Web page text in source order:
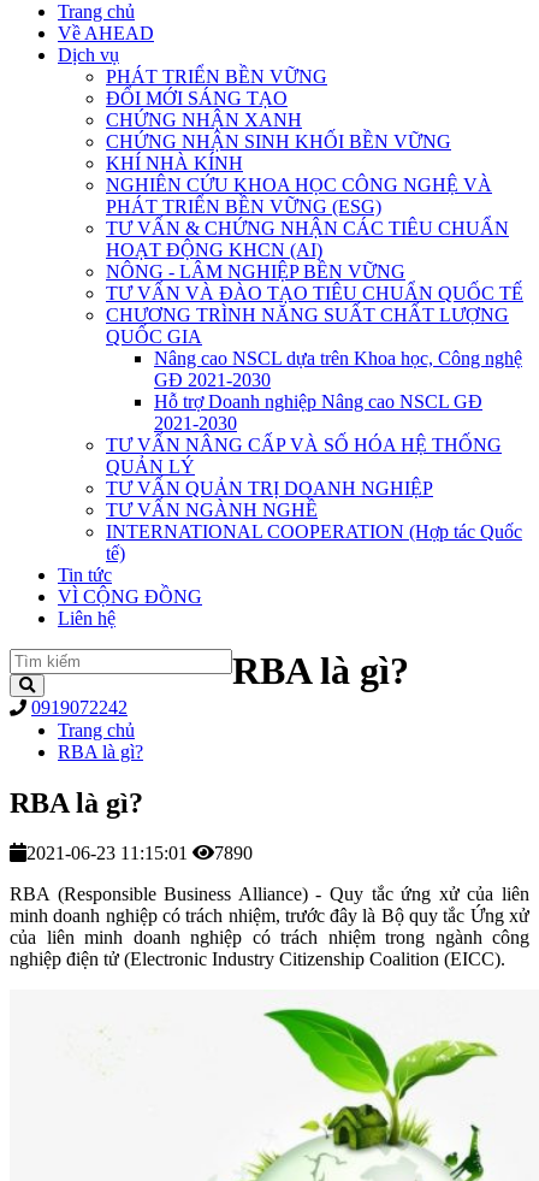
Trang chủ
Về AHEAD
Dịch vụ
PHÁT TRIỂN BỀN VỮNG
ĐỔI MỚI SÁNG TẠO
CHỨNG NHẬN XANH
CHỨNG NHẬN SINH KHỐI BỀN VỮNG
KHÍ NHÀ KÍNH
NGHIÊN CỨU KHOA HỌC CÔNG NGHỆ VÀ
PHÁT TRIỂN BỀN VỮNG (ESG)
TƯ VẤN & CHỨNG NHẬN CÁC TIÊU CHUẨN
HOẠT ĐỘNG KHCN (AI)
NÔNG - LÂM NGHIỆP BỀN VỮNG
TƯ VẤN VÀ ĐÀO TẠO TIÊU CHUẨN QUỐC TẾ
CHƯƠNG TRÌNH NĂNG SUẤT CHẤT LƯỢNG
QUỐC GIA
Nâng cao NSCL dựa trên Khoa học, Công nghệ
GĐ 2021-2030
Hỗ trợ Doanh nghiệp Nâng cao NSCL GĐ
2021-2030
TƯ VẤN NÂNG CẤP VÀ SỐ HÓA HỆ THỐNG
QUẢN LÝ
TƯ VẤN QUẢN TRỊ DOANH NGHIỆP
TƯ VẤN NGÀNH NGHỀ
INTERNATIONAL COOPERATION (Hợp tác Quốc
tế)
Tin tức
VÌ CỘNG ĐỒNG
Liên hệ
0919072242
RBA là gì?
Trang chủ
RBA là gì?
RBA là gì?
2021-06-23 11:15:01
7890
RBA (Responsible Business Alliance) - Quy tắc ứng xử của liên
minh doanh nghiệp có trách nhiệm, trước đây là Bộ quy tắc Ứng xử
của liên minh doanh nghiệp có trách nhiệm trong ngành công
nghiệp điện tử (Electronic Industry Citizenship Coalition (EICC).